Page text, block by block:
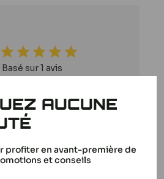
Basé sur 1 avis
1
0
0
AUCUNE
profiter en avant-première de
et conseils